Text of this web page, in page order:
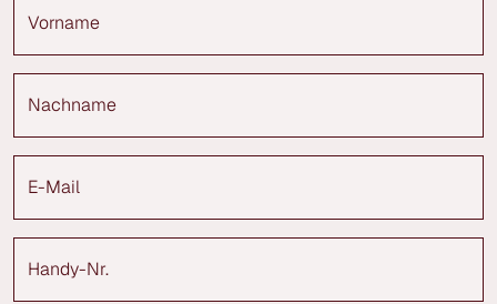
Vorname
Nachname
E-Mail
Handy-Nr.